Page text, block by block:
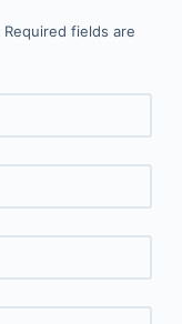
Required fields are